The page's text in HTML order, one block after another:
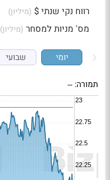
רווח נקי שנתי $ (מיליון)
מס' מניות למסחר (מיליון)
יומי שבועי
תמורה: --